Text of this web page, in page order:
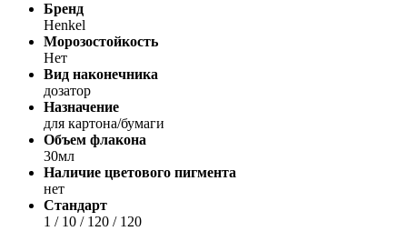
Бренд
Henkel
Морозостойкость
Нет
Вид наконечника
дозатор
Назначение
для картона/бумаги
Объем флакона
30мл
Наличие цветового пигмента
нет
Стандарт
1 / 10 / 120 / 120